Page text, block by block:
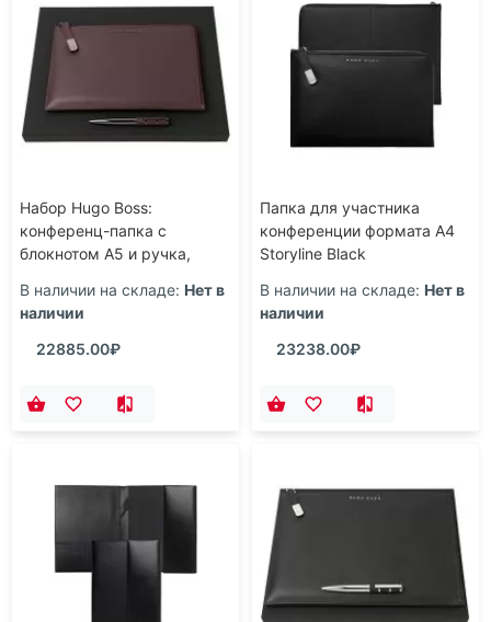
Набор Hugo Boss:
конференц-папка с
блокнотом А5 и ручка,
В наличии на складе: Нет в
наличии
22885.00₽
Папка для участника
конференции формата А4
Storyline Black
В наличии на складе: Нет в
наличии
23238.00₽